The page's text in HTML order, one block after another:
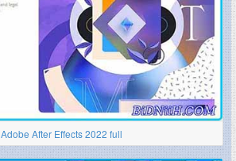
Adobe After Effects 2022 full